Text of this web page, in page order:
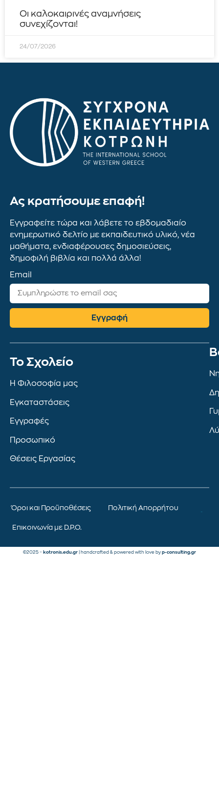
Οι καλοκαιρινές αναμνήσεις
συνεχίζονται!
24/07/2026
Ας κρατήσουμε επαφή!
Εγγραφείτε τώρα και λάβετε το εβδομαδιαίο
ενημερωτικό δελτίο με εκπαιδευτικό υλικό, νέα
μαθήματα, ενδιαφέρουσες δημοσιεύσεις,
δημοφιλή βιβλία και πολλά άλλα!
Email
Εγγραφή
To Σχολείο
Η Φιλοσοφία μας
Εγκαταστάσεις
Εγγραφές
Προσωπικό
Θέσεις Εργασίας
Όροι και Προϋποθέσεις Πολιτική Απορρήτου
Επικοινωνία με D.P.O.
©2025 – kotronis.edu.gr | handcrafted & powered with love by p-consulting.gr